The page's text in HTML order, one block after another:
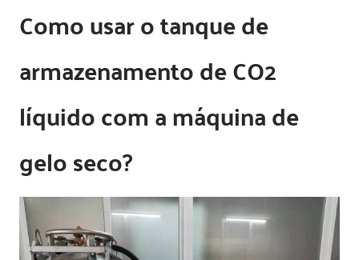
Como usar o tanque de
armazenamento de CO2
líquido com a máquina de
gelo seco?